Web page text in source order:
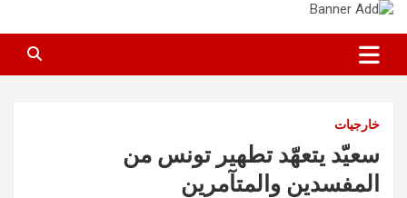
خارجيات
سعيّد يتعهّد تطهير تونس من
المفسدين والمتآمرين